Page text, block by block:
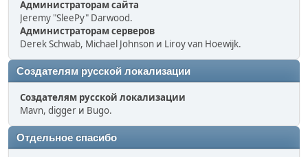
Администраторам сайта
Jeremy "SleePy" Darwood.
Администраторам серверов
Derek Schwab, Michael Johnson и Liroy van Hoewijk.
Создателям русской локализации
Создателям русской локализации
Mavn, digger и Bugo.
Отдельное спасибо